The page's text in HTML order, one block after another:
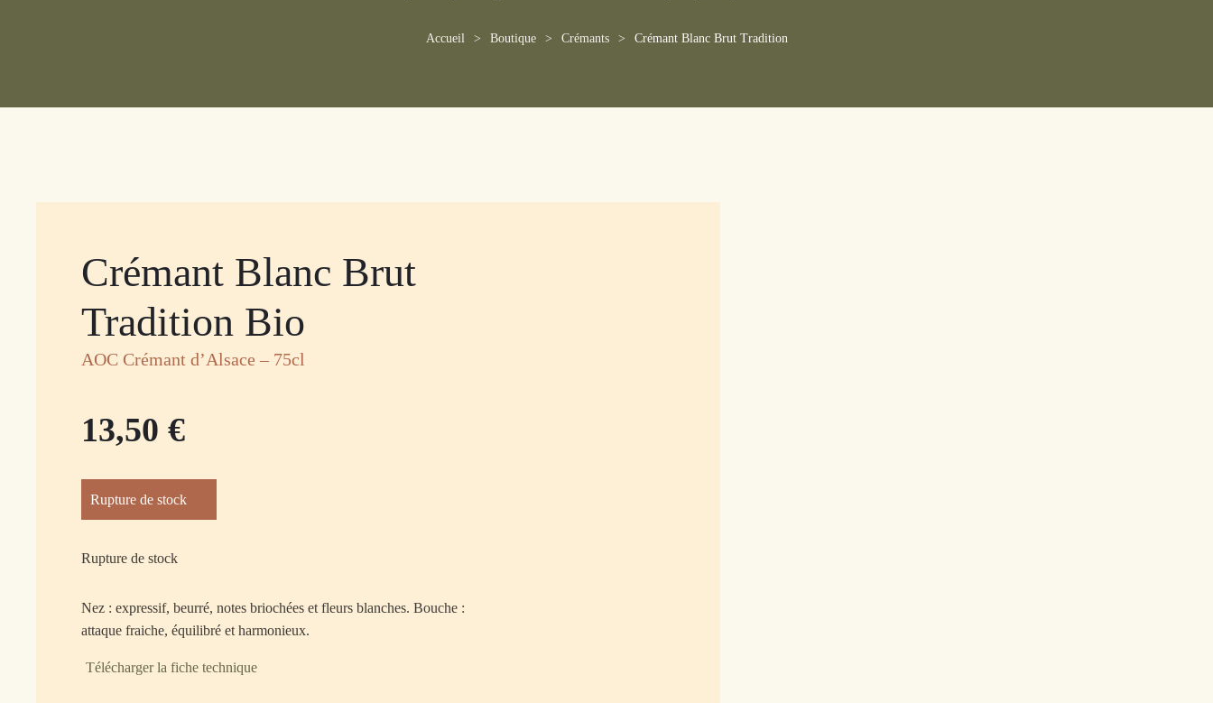
Accueil Boutique Crémants Crémant Blanc Brut Tradition
Crémant Blanc Brut
Tradition Bio
AOC Crémant d’Alsace – 75cl
13,50 €
Rupture de stock
Rupture de stock
Nez : expressif, beurré, notes briochées et fleurs blanches. Bouche :
attaque fraiche, équilibré et harmonieux.
Télécharger la fiche technique